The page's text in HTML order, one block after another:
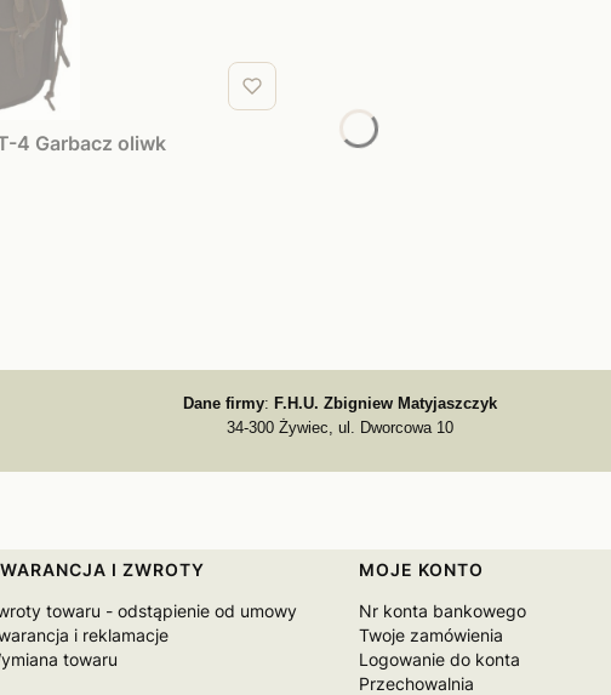
4 Garbacz oliwk
Dane firmy: F.H.U. Zbigniew Matyjaszczyk
34-300 Żywiec, ul. Dworcowa 10
I ZWROTY
towaru - odstąpienie od umowy
i reklamacje
towaru
MOJE KONTO
Nr konta bankowego
Twoje zamówienia
Logowanie do konta
Przechowalnia